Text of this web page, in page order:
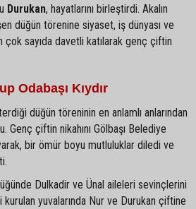
Durukan, hayatlarını birleştirdi. Akalın
düğün törenine siyaset, iş dünyası ve
çok sayıda davetli katılarak genç çiftin
Odabaşı Kıydır
düğün töreninin en anlamlı anlarından
Genç çiftin nikahını Gölbaşı Belediye
bir ömür boyu mutluluklar diledi ve
Dulkadir ve Ünal aileleri sevinçlerini
yuvalarında Nur ve Durukan çiftine